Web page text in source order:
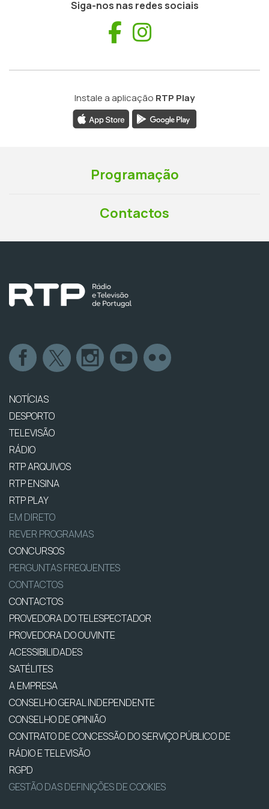
Siga-nos nas redes sociais
Facebook
Instale a aplicação RTP Play
Programação
Contactos
NOTÍCIAS
DESPORTO
TELEVISÃO
RÁDIO
RTP ARQUIVOS
RTP ENSINA
RTP PLAY
EM DIRETO
REVER PROGRAMAS
CONCURSOS
PERGUNTAS FREQUENTES
CONTACTOS
CONTACTOS
PROVEDORA DO TELESPECTADOR
PROVEDORA DO OUVINTE
ACESSIBILIDADES
SATÉLITES
A EMPRESA
CONSELHO GERAL INDEPENDENTE
CONSELHO DE OPINIÃO
CONTRATO DE CONCESSÃO DO SERVIÇO PÚBLICO DE
RÁDIO E TELEVISÃO
RGPD
GESTÃO DAS DEFINIÇÕES DE COOKIES